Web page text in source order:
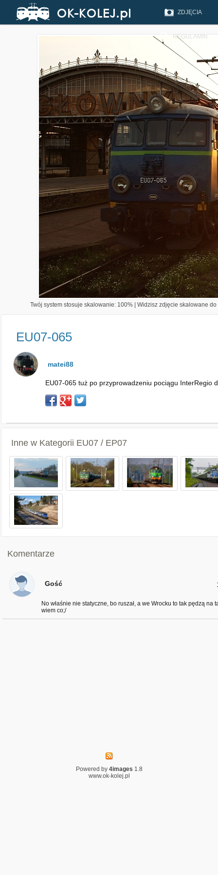
ZDJĘCIA
REGULAMIN
Twój system stosuje skalowanie: 100% | Widzisz zdjęcie skalowane
EU07-065
matei88
EU07-065 tuż po przyprowadzeniu pociągu InterRegio
Inne w Kategorii EU07 / EP07
Komentarze
Gość
No właśnie nie statyczne, bo ruszał, a we Wrocku to tak pędzą na
wiem co;/
Powered by 4images 1.8
www.ok-kolej.pl